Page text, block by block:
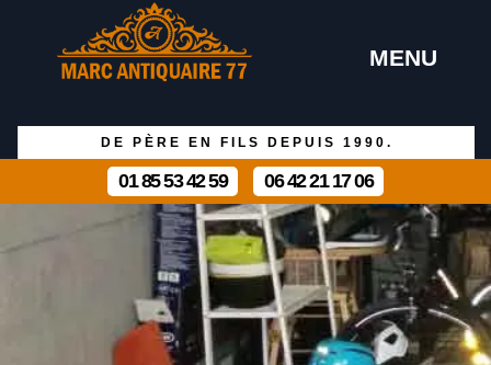
MENU
DE PÈRE EN FILS DEPUIS 1990.
01 85 53 42 59 06 42 21 17 06